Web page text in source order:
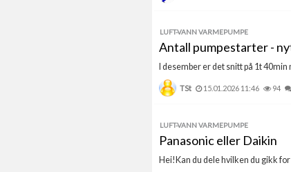
LUFT-VANN VARMEPUMPE
Antall pumpestarter -
I desember er det snitt på 1t
TSt 15.01.2026 11:46 94
LUFT-VANN VARMEPUMPE
Panasonic eller Daikin
Hei!Kan du dele hvilken du gikk